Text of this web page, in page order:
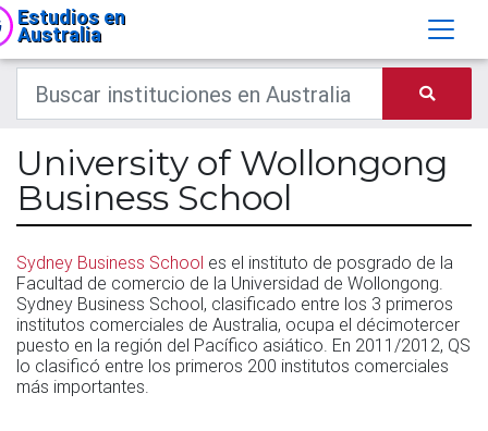
Estudios en
Australia
University of Wollongong
Business School
Sydney Business School es el instituto de posgrado de la
Facultad de comercio de la Universidad de Wollongong.
Sydney Business School, clasificado entre los 3 primeros
institutos comerciales de Australia, ocupa el décimotercer
puesto en la región del Pacífico asiático. En 2011/2012, QS
lo clasificó entre los primeros 200 institutos comerciales
más importantes.